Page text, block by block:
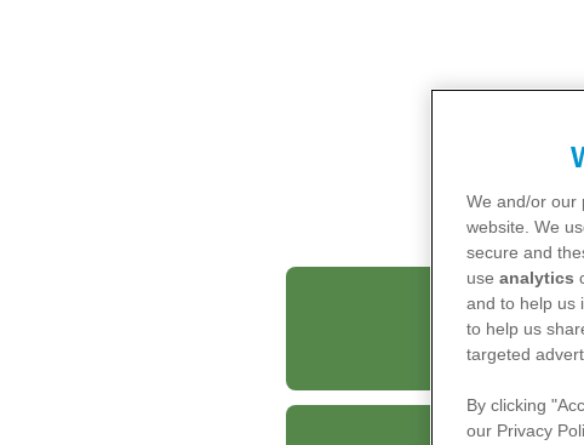
We and/or our
website. We
secure and
use analytics
and to help us
to help us
targeted
By clicking
our Privacy